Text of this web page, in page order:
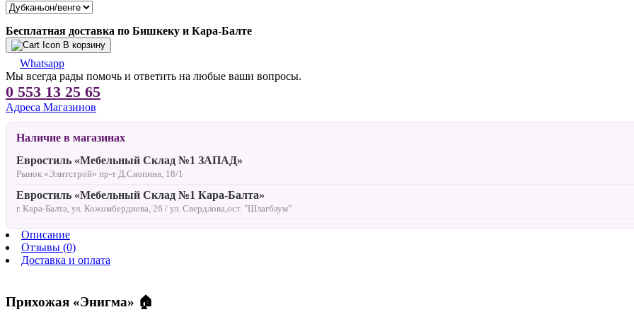
Бесплатная доставка по Бишкеку и Кара-Балте
В корзину
Whatsapp
Мы всегда рады помочь и ответить на любые ваши вопросы.
0 553 13 25 65
Адреса Магазинов
Наличие в магазинах
Евростиль «Мебельный Склад №1 ЗАПАД»
Рынок «Элитстрой» пр-т Д.Сяопина, 18/1
Евростиль «Мебельный Склад №1 Кара-Балта»
г. Кара-Балта, ул. Кожомбердиева, 26 / ул. Свердлова,ост. "Шлагбаум"
Описание
Отзывы (0)
Доставка и оплата
Прихожая «Энигма» 🏠